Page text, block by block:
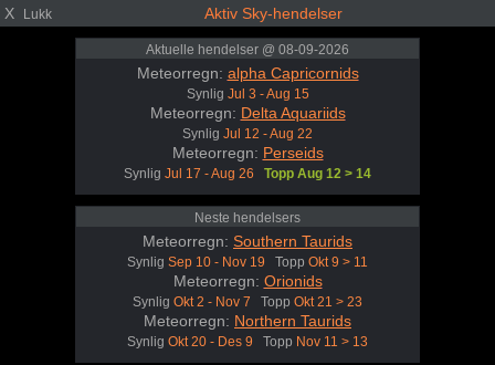
X Lukk Aktiv Sky-hendelser
Aktuelle hendelser @ 08-09-2026
Meteorregn: alpha Capricornids
Synlig Jul 3 - Aug 15
Meteorregn: Delta Aquariids
Synlig Jul 12 - Aug 22
Meteorregn: Perseids
Synlig Jul 17 - Aug 26 Topp Aug 12 > 14
Neste hendelsers
Meteorregn: Southern Taurids
Synlig Sep 10 - Nov 19 Topp Okt 9 > 11
Meteorregn: Orionids
Synlig Okt 2 - Nov 7 Topp Okt 21 > 23
Meteorregn: Northern Taurids
Synlig Okt 20 - Des 9 Topp Nov 11 > 13